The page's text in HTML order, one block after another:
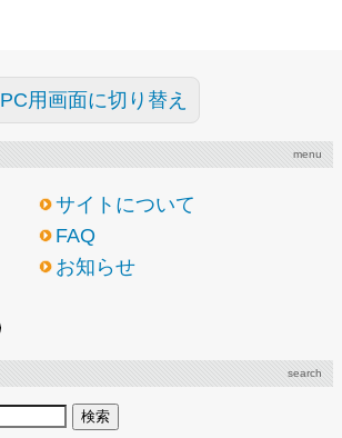
PC用画面に切り替え
menu
サイトについて
FAQ
お知らせ
search